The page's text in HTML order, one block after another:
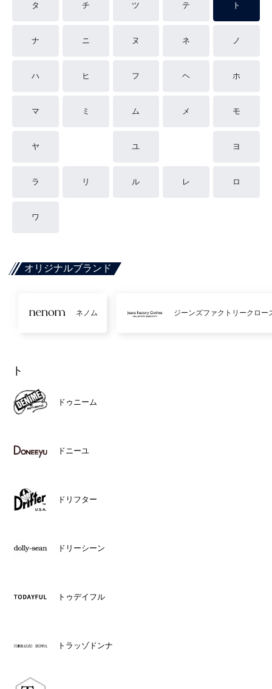
タ チ ツ テ ト
ナ ニ ヌ ネ ノ
ハ ヒ フ ヘ ホ
マ ミ ム メ モ
ヤ ユ ヨ
ラ リ ル レ ロ
ワ
オリジナルブランド
ネノム ジーンズファクトリークロー
ト
ドゥニーム
ドニーユ
ドリフター
ドリーシーン
トゥデイフル
トラッゾドンナ